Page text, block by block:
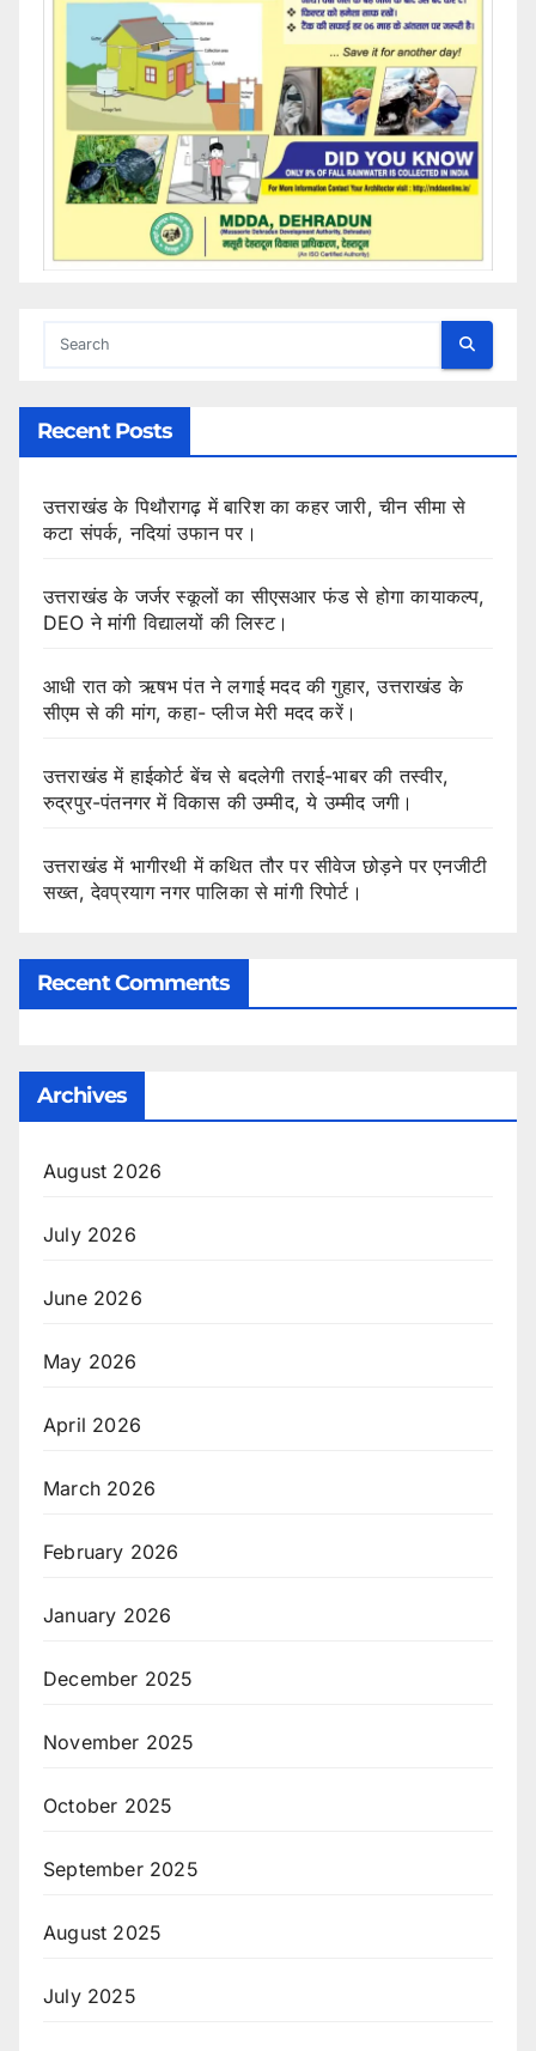
Recent Posts
उत्तराखंड के पिथौरागढ़ में बारिश का कहर जारी, चीन सीमा से
कटा संपर्क, नदियां उफान पर।
उत्तराखंड के जर्जर स्कूलों का सीएसआर फंड से होगा कायाकल्प,
DEO ने मांगी विद्यालयों की लिस्ट।
आधी रात को ऋषभ पंत ने लगाई मदद की गुहार, उत्तराखंड के
सीएम से की मांग, कहा- प्लीज मेरी मदद करें।
उत्तराखंड में हाईकोर्ट बेंच से बदलेगी तराई-भाबर की तस्वीर,
रुद्रपुर-पंतनगर में विकास की उम्मीद, ये उम्मीद जगी।
उत्तराखंड में भागीरथी में कथित तौर पर सीवेज छोड़ने पर एनजीटी
सख्त, देवप्रयाग नगर पालिका से मांगी रिपोर्ट।
Recent Comments
Archives
August 2026
July 2026
June 2026
May 2026
April 2026
March 2026
February 2026
January 2026
December 2025
November 2025
October 2025
September 2025
August 2025
July 2025